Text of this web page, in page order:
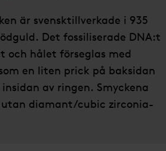
är svensktillverkade i 935
Det fossiliserade DNA:t
och hålet förseglas med
en liten prick på baksidan
av ringen. Smyckena
diamant/cubic zirconia-